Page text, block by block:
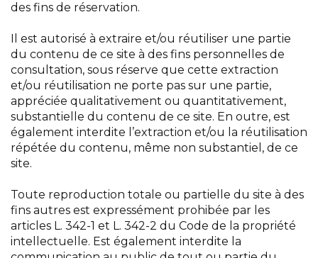
des fins de réservation.
Il est autorisé à extraire et/ou réutiliser une partie
du contenu de ce site à des fins personnelles de
consultation, sous réserve que cette extraction
et/ou réutilisation ne porte pas sur une partie,
appréciée qualitativement ou quantitativement,
substantielle du contenu de ce site. En outre, est
également interdite l’extraction et/ou la réutilisation
répétée du contenu, même non substantiel, de ce
site.
Toute reproduction totale ou partielle du site à des
fins autres est expressément prohibée par les
articles L. 342-1 et L. 342-2 du Code de la propriété
intellectuelle. Est également interdite la